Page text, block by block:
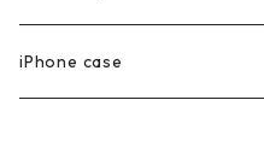
marina series/マリーナシリーズ
getsumen series/月面シリーズ
PIRCE & EARRNG
iPhone case